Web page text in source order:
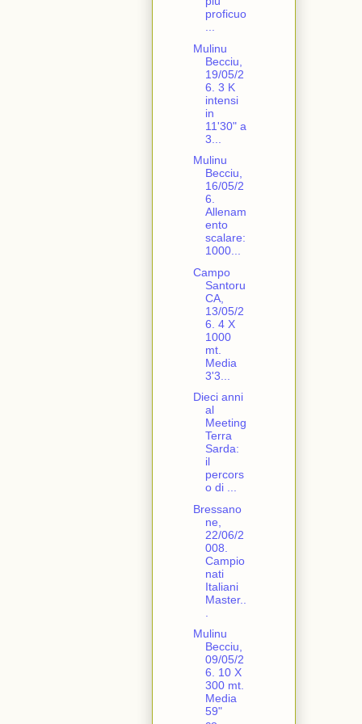
proficuo
...
Mulinu
Becciu,
19/05/2
6. 3 K
intensi
in
11'30" a
3...
Mulinu
Becciu,
16/05/2
6.
Allenam
ento
scalare:
1000...
Campo
Santoru
CA,
13/05/2
6. 4 X
1000
mt.
Media
3'3...
Dieci anni
al
Meeting
Terra
Sarda:
il
percors
o di ...
Bressano
ne,
22/06/2
008.
Campio
nati
Italiani
Master..
Mulinu
Becciu,
09/05/2
6. 10 X
300 mt.
Media
59"